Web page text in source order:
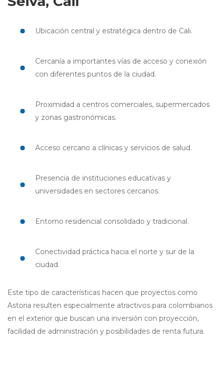
Ubicación central y estratégica dentro de Cali.
Cercanía a importantes vías de acceso y conexión
con diferentes puntos de la ciudad.
Proximidad a centros comerciales, supermercados
y zonas gastronómicas.
Acceso cercano a clínicas y servicios de salud.
Presencia de instituciones educativas y
universidades en sectores cercanos.
Entorno residencial consolidado y tradicional.
Conectividad práctica hacia el norte y sur de la
ciudad.
Este tipo de características hacen que proyectos como
Astoria resulten especialmente atractivos para colombianos
en el exterior que buscan una inversión con proyección,
facilidad de administración y posibilidades de renta futura.